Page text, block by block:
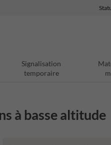
Signalisation
temporaire
à basse altitude